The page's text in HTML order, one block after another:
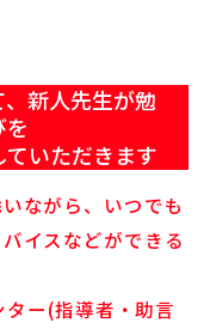
、新人先生が勉
いただきます
ながら、いつでも
イスなどができる
ター(指導者・助言